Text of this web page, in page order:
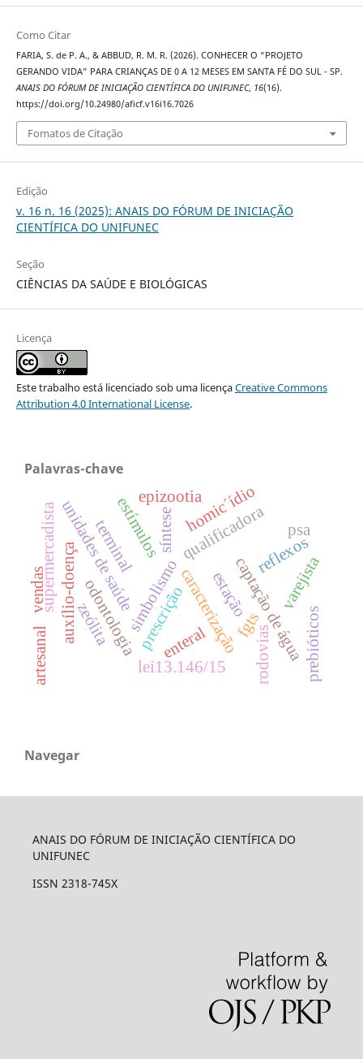
Como Citar
FARIA, S. de P. A., & ABBUD, R. M. R. (2026). CONHECER O “PROJETO
GERANDO VIDA” PARA CRIANÇAS DE 0 A 12 MESES EM SANTA FÉ DO SUL - SP.
ANAIS DO FÓRUM DE INICIAÇÃO CIENTÍFICA DO UNIFUNEC, 16(16).
https://doi.org/10.24980/aficf.v16i16.7026
Fomatos de Citação
Edição
v. 16 n. 16 (2025): ANAIS DO FÓRUM DE INICIAÇÃO
CIENTÍFICA DO UNIFUNEC
Seção
CIÊNCIAS DA SAÚDE E BIOLÓGICAS
Licença
Este trabalho está licenciado sob uma licençaCreative Commons
Attribution 4.0 International License.
Palavras-chave
odontologia caracterização
lei13.146/15
simbolismo
qualificadora
estação
unidades de saúde
zeólita
síntese
estímulos
captação de água
prescrição fgts
varejista
auxílio-doença reflexos
prebióticos
homic´ídio
rodovias
terminal psa
enteral
epizootia
supermercadista
vendas
artesanal
Navegar
ANAIS DO FÓRUM DE INICIAÇÃO CIENTÍFICA DO
UNIFUNEC
ISSN 2318-745X